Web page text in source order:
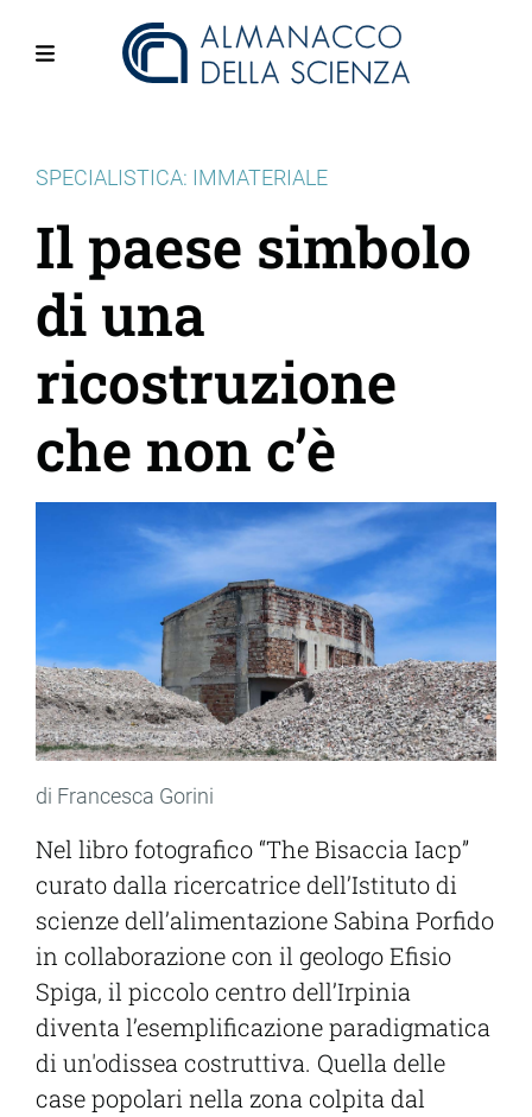
SPECIALISTICA: IMMATERIALE
Il paese simbolo
di una
ricostruzione
che non c’è
di Francesca Gorini
Nel libro fotografico “The Bisaccia Iacp”
curato dalla ricercatrice dell’Istituto di
scienze dell’alimentazione Sabina Porfido
in collaborazione con il geologo Efisio
Spiga, il piccolo centro dell’Irpinia
diventa l’esemplificazione paradigmatica
di un'odissea costruttiva. Quella delle
case popolari nella zona colpita dal